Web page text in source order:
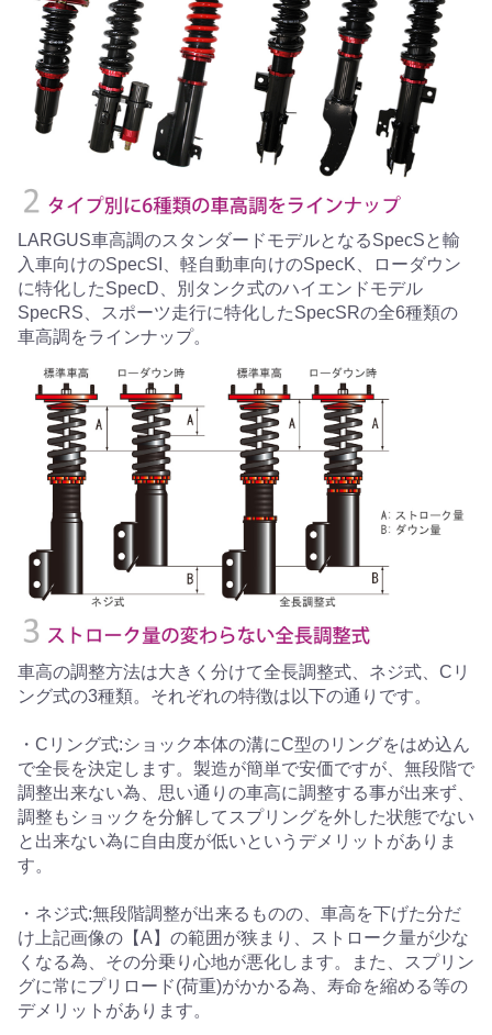
LARGUS車高調のスタンダードモデルとなるSpecSと輸
入車向けのSpecSI、軽自動車向けのSpecK、ローダウン
に特化したSpecD、別タンク式のハイエンドモデル
SpecRS、スポーツ走行に特化したSpecSRの全6種類の
車高調をラインナップ。
車高の調整方法は大きく分けて全長調整式、ネジ式、Cリ
ング式の3種類。それぞれの特徴は以下の通りです。
・Cリング式:ショック本体の溝にC型のリングをはめ込ん
で全長を決定します。製造が簡単で安価ですが、無段階で
調整出来ない為、思い通りの車高に調整する事が出来ず、
調整もショックを分解してスプリングを外した状態でない
と出来ない為に自由度が低いというデメリットがありま
す。
・ネジ式:無段階調整が出来るものの、車高を下げた分だ
け上記画像の【A】の範囲が狭まり、ストローク量が少な
くなる為、その分乗り心地が悪化します。また、スプリン
グに常にプリロード(荷重)がかかる為、寿命を縮める等の
デメリットがあります。